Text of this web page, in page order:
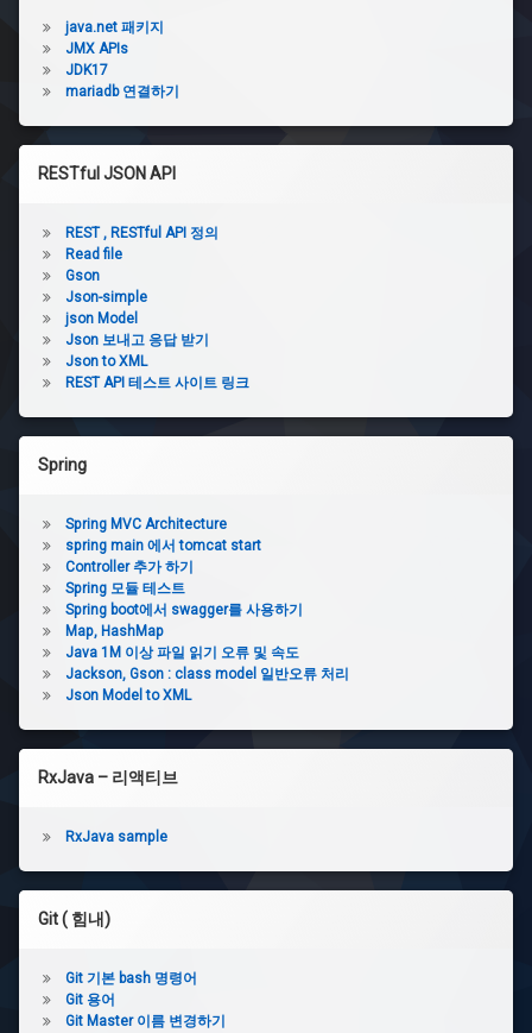
java.net 패키지
JMX APIs
JDK17
mariadb 연결하기
RESTful JSON API
REST , RESTful API 정의
Read file
Gson
Json-simple
json Model
Json 보내고 응답 받기
Json to XML
REST API 테스트 사이트 링크
Spring
Spring MVC Architecture
spring main 에서 tomcat start
Controller 추가 하기
Spring 모듈 테스트
Spring boot에서 swagger를 사용하기
Map, HashMap
Java 1M 이상 파일 읽기 오류 및 속도
Jackson, Gson : class model 일반오류 처리
Json Model to XML
RxJava – 리액티브
RxJava sample
Git ( 힘내)
Git 기본 bash 명령어
Git 용어
Git Master 이름 변경하기